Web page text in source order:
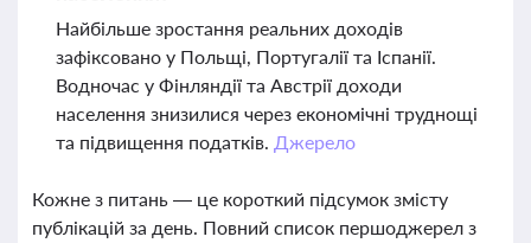
Найбільше зростання реальних доходів
зафіксовано у Польщі, Португалії та Іспанії.
Водночас у Фінляндії та Австрії доходи
населення знизилися через економічні труднощі
та підвищення податків. Джерело
Кожне з питань — це короткий підсумок змісту
публікацій за день. Повний список першоджерел з